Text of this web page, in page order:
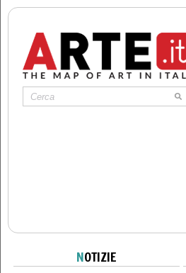
NOTIZIE